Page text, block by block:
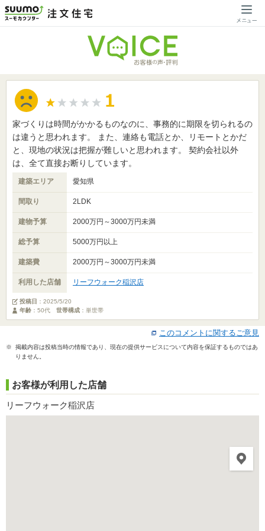
家づくりは時間がかかるものなのに、事務的に期限を切られるの
は違うと思われます。 また、連絡も電話とか、リモートとかだ
と、現地の状況は把握が難しいと思われます。 契約会社以外
は、全て直接お断りしています。
建築エリア 愛知県
間取り 2LDK
建物予算 2000万円～3000万円未満
総予算 5000万円以上
建築費 2000万円～3000万円未満
利用した店舗 リーフウォーク稲沢店
投稿日 ： 2025/5/20
年齢 ：50代 世帯構成 ：単世帯
このコメントに関するご意見
※ 掲載内容は投稿当時の情報であり、現在の提供サービスについて内容を保証するものではあ
りません。
お客様が利用した店舗
リーフウォーク稲沢店